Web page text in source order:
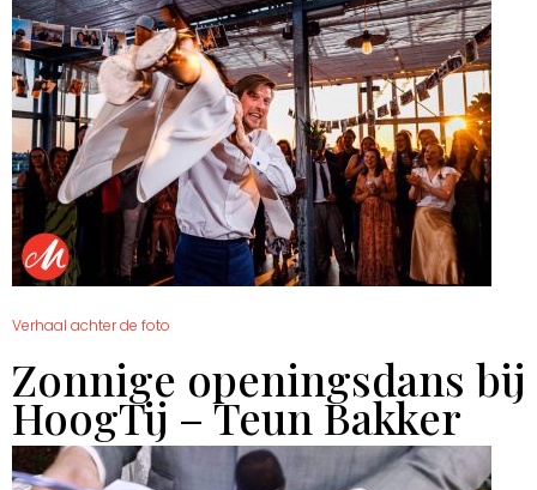
Verhaal achter de foto
Zonnige openingsdans bij
HoogTij – Teun Bakker